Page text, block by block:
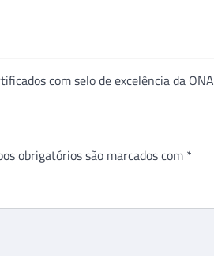
com selo de excelência da ONA
obrigatórios são marcados com *